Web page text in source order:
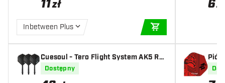
11zł
Inbetween Plus
Cuesoul - Tero Flight System AK5 Ro
st Honnycombs Pattern - Black Stand
ard
Dostępny
6zł
ski